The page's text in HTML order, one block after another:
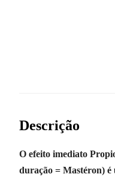
Descrição
O efeito imediato
duração = Mastéron)